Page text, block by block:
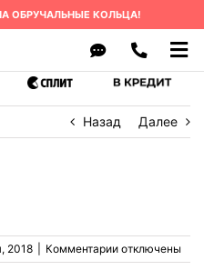
ОБРУЧАЛЬНЫЕ КОЛЬЦА!
КОЛЬЦА
Назад Далее
2018 Комментариик
записи
отключены